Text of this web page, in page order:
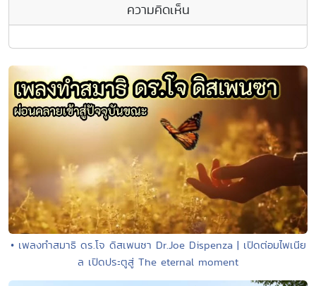
ความคิดเห็น
• เพลงทำสมาธิ ดร.โจ ดิสเพนซา Dr.Joe Dispenza | เปิดต่อมไพเนีย
ล เปิดประตูสู่ The eternal moment